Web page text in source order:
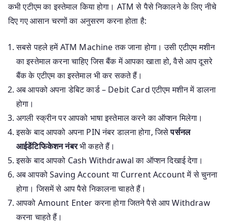
कभी एटीएम का इस्तेमाल किया होगा। ATM से पैसे निकालने के लिए नीचे
दिए गए आसान चरणों का अनुसरण करना होता है:
सबसे पहले हमें ATM Machine तक जाना होगा। उसी एटीएम मशीन
का इस्तेमाल करना चाहिए जिस बैंक में आपका खाता हो, वैसे आप दूसरे
बैंक के एटीएम का इस्तेमाल भी कर सकते हैं।
अब आपको अपना डेबिट कार्ड – Debit Card एटीएम मशीन में डालना
होगा।
अगली स्क्रीन पर आपको भाषा इस्तेमाल करने का ऑप्शन मिलेगा।
इसके बाद आपको अपना PIN नंबर डालना होगा, जिसेपर्सनल
आईडेंटिफिकेशन नंबरभी कहते हैं।
इसके बाद आपको Cash Withdrawal का ऑप्शन दिखाई देगा।
अब आपको Saving Account या Current Account में से चुनना
होगा। जिसमें से आप पैसे निकालना चाहते हैं।
आपको Amount Enter करना होगा जितने पैसे आप Withdraw
करना चाहते हैं।